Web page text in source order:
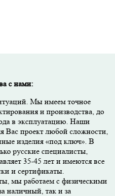
с нами:
Мы имеем точное
и производства, до
в эксплуатацию. Наши
Вас проект любой сложности,
изделия «под ключ». В
русские специалисты,
35-45 лет и имеются все
и сертификаты.
мы работаем с физическими
наличный, так и за